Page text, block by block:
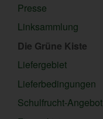
Presse
Linksammlung
Die Grüne Kiste
Liefergebiet
Lieferbedingungen
Schulfrucht-Angebot